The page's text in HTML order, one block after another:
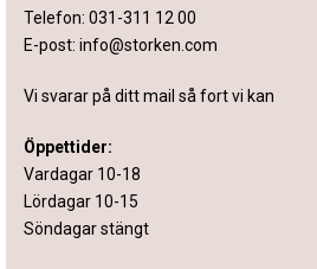
Telefon: 031-311 12 00
E-post: info@storken.com
Vi svarar på ditt mail så fort vi kan
Öppettider:
Vardagar 10-18
Lördagar 10-15
Söndagar stängt